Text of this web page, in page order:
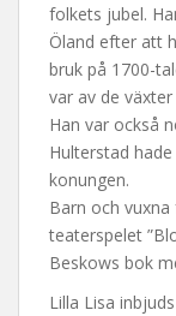
folkets jubel.
Öland efter att
bruk på 1700-
var av de
Han var också
Hulterstad
konungen.
Barn och
teaterspelet
Beskows bok
Lilla Lisa